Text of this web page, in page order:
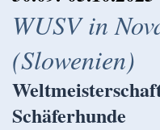
WUSV in
(Slowenien)
Schäferhunde